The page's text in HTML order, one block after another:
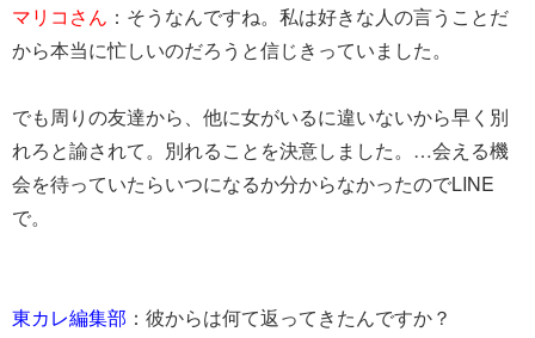
マリコさん ：そうなんですね。私は好きな人の言うことだ
から本当に忙しいのだろうと信じきっていました。
でも周りの友達から、他に女がいるに違いないから早く別
れろと諭されて。別れることを決意しました。…会える機
会を待っていたらいつになるか分からなかったのでLINE
で。
東カレ編集部 ：彼からは何て返ってきたんですか？